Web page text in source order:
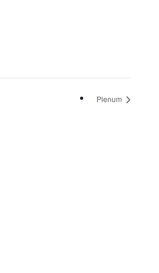
Plenum